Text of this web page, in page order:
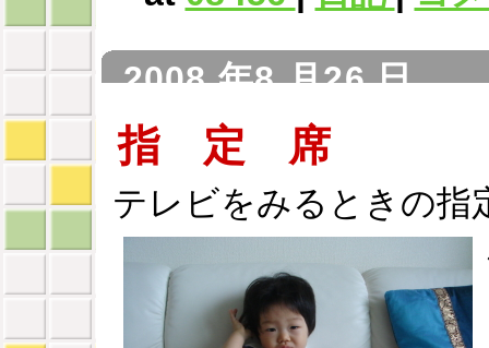
2008 年8 月26 日
指 定 席
テレビをみるときの